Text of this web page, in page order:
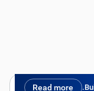
Read more